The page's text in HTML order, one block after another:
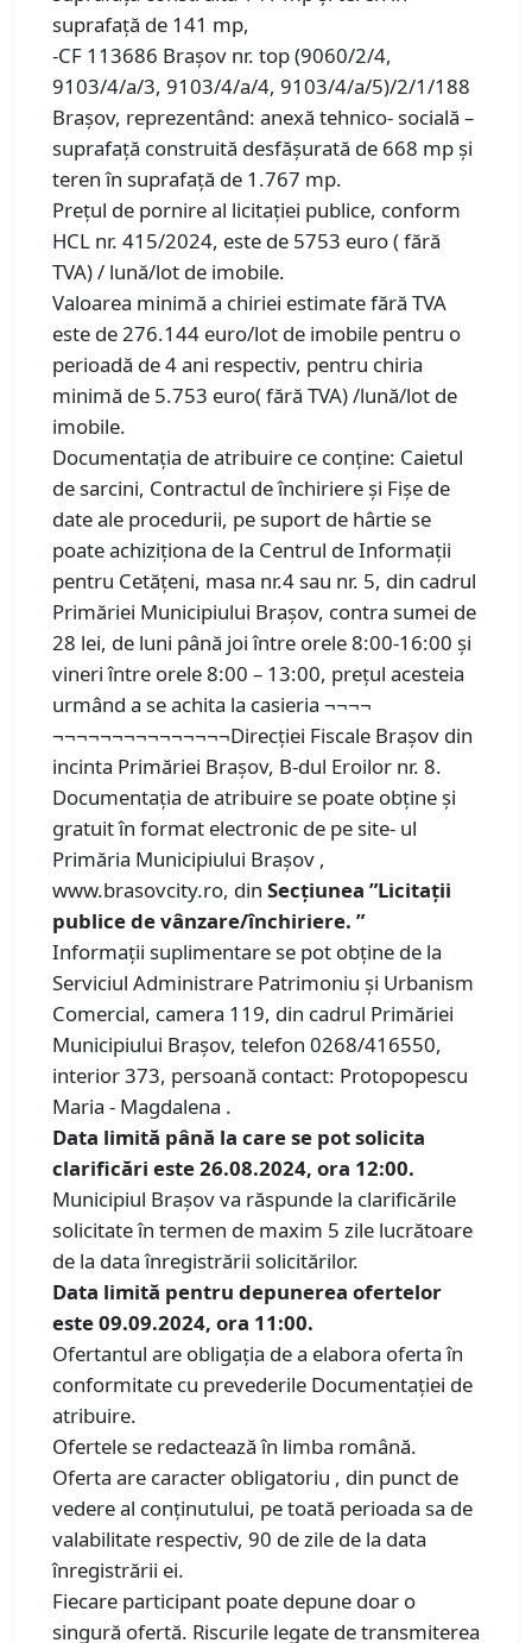
suprafață de 141 mp,
-CF 113686 Brașov nr. top (9060/2/4,
9103/4/a/3, 9103/4/a/4, 9103/4/a/5)/2/1/188
Brașov, reprezentând: anexă tehnico- socială –
suprafață construită desfășurată de 668 mp și
teren în suprafață de 1.767 mp.
Preţul de pornire al licitaţiei publice, conform
HCL nr. 415/2024, este de 5753 euro ( fără
TVA) / lună/lot de imobile.
Valoarea minimă a chiriei estimate fără TVA
este de 276.144 euro/lot de imobile pentru o
perioadă de 4 ani respectiv, pentru chiria
minimă de 5.753 euro( fără TVA) /lună/lot de
imobile.
Documentaţia de atribuire ce conține: Caietul
de sarcini, Contractul de închiriere și Fișe de
date ale procedurii, pe suport de hârtie se
poate achiziţiona de la Centrul de Informaţii
pentru Cetăţeni, masa nr.4 sau nr. 5, din cadrul
Primăriei Municipiului Braşov, contra sumei de
28 lei, de luni până joi între orele 8:00-16:00 şi
vineri între orele 8:00 – 13:00, prețul acesteia
urmând a se achita la casieria ¬¬¬¬
¬¬¬¬¬¬¬¬¬¬¬¬¬¬¬Direcției Fiscale Brașov din
incinta Primăriei Brașov, B-dul Eroilor nr. 8.
Documentația de atribuire se poate obține și
gratuit în format electronic de pe site- ul
Primăria Municipiului Brașov ,
www.brasovcity.ro, din Secțiunea ”Licitații
publice de vânzare/închiriere. ”
Informaţii suplimentare se pot obţine de la
Serviciul Administrare Patrimoniu şi Urbanism
Comercial, camera 119, din cadrul Primăriei
Municipiului Braşov, telefon 0268/416550,
interior 373, persoană contact: Protopopescu
Maria - Magdalena .
Data limită până la care se pot solicita
clarificări este 26.08.2024, ora 12:00.
Municipiul Brașov va răspunde la clarificările
solicitate în termen de maxim 5 zile lucrătoare
de la data înregistrării solicitărilor.
Data limită pentru depunerea ofertelor
este 09.09.2024, ora 11:00.
Ofertantul are obligaţia de a elabora oferta în
conformitate cu prevederile Documentaţiei de
atribuire.
Ofertele se redactează în limba română.
Oferta are caracter obligatoriu , din punct de
vedere al conținutului, pe toată perioada sa de
valabilitate respectiv, 90 de zile de la data
înregistrării ei.
Fiecare participant poate depune doar o
singură ofertă. Riscurile legate de transmiterea